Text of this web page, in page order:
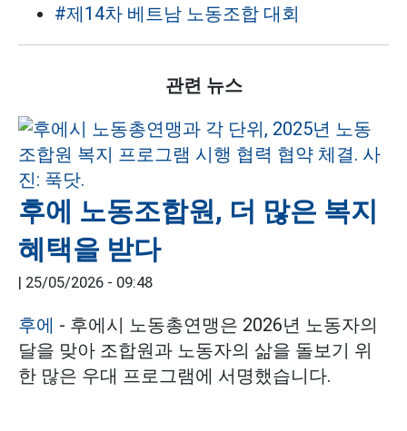
#제14차 베트남 노동조합 대회
관련 뉴스
후에 노동조합원, 더 많은 복지
혜택을 받다
| 25/05/2026 - 09:48
후에 - 후에시 노동총연맹은 2026년 노동자의
달을 맞아 조합원과 노동자의 삶을 돌보기 위
한 많은 우대 프로그램에 서명했습니다.